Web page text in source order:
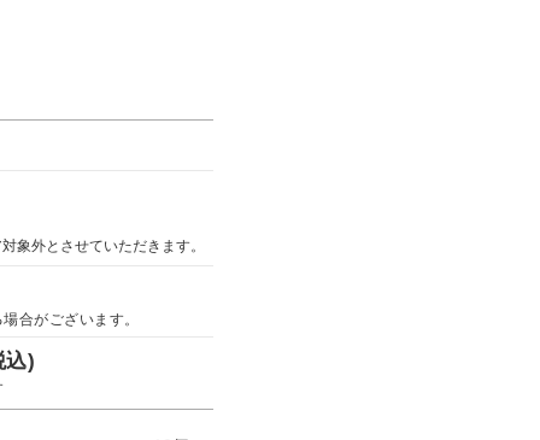
象外とさせていただきます。
合がございます。
込)